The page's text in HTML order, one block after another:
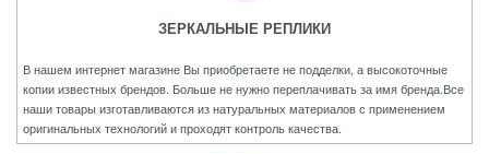
ЗЕРКАЛЬНЫЕ РЕПЛИКИ
В нашем интернет магазине Вы приобретаете не подделки, а высокоточные
копии известных брендов. Больше не нужно переплачивать за имя бренда.Все
наши товары изготавливаются из натуральных материалов с применением
оригинальных технологий и проходят контроль качества.